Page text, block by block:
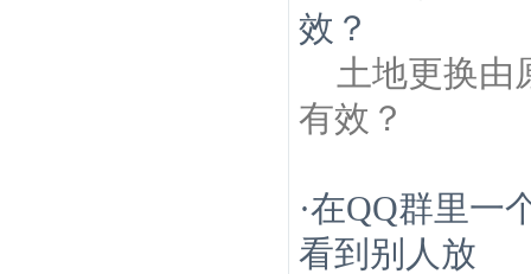
效？
土地更换由
有效？
·在QQ群里一
看到别人放